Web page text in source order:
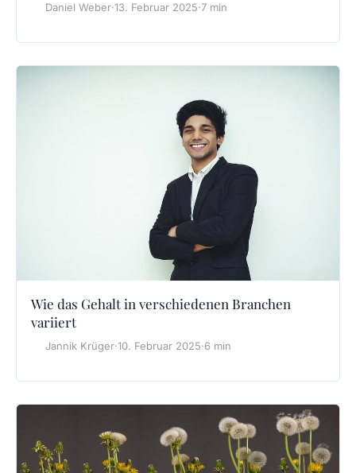
Daniel Weber·13. Februar 2025·7 min
Wie das Gehalt in verschiedenen Branchen
variiert
Jannik Krüger·10. Februar 2025·6 min